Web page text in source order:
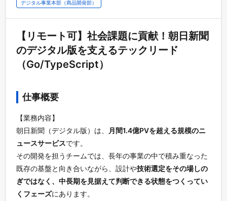
デジタル事業本部（商品開発部）
【リモート可】社会課題に貢献！朝日新聞
のデジタル版を支えるテックリード
（Go/TypeScript）
仕事概要
【業務内容】
朝日新聞（デジタル版）は、
月間1.4億PVを超える規模のニ
ュースサービスです。
その開発を担うチームでは、長年の事業の中で積み重なった
既存の基盤と向き合いながら、設計や技術選定をその場しの
ぎではなく、中長期を見据えて判断できる状態をつくってい
くフェーズにあります。